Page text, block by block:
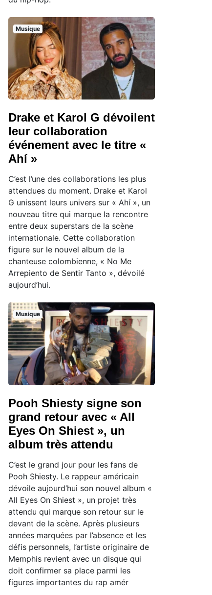
Musique
Drake et Karol G dévoilent
leur collaboration
événement avec le titre «
Ahí »
C’est l’une des collaborations les plus
attendues du moment. Drake et Karol
G unissent leurs univers sur « Ahí », un
nouveau titre qui marque la rencontre
entre deux superstars de la scène
internationale. Cette collaboration
figure sur le nouvel album de la
chanteuse colombienne, « No Me
Arrepiento de Sentir Tanto », dévoilé
aujourd’hui.
Musique
Pooh Shiesty signe son
grand retour avec « All
Eyes On Shiest », un
album très attendu
C’est le grand jour pour les fans de
Pooh Shiesty. Le rappeur américain
dévoile aujourd’hui son nouvel album «
All Eyes On Shiest », un projet très
attendu qui marque son retour sur le
devant de la scène. Après plusieurs
années marquées par l’absence et les
défis personnels, l’artiste originaire de
Memphis revient avec un disque qui
doit confirmer sa place parmi les
figures importantes du rap amér